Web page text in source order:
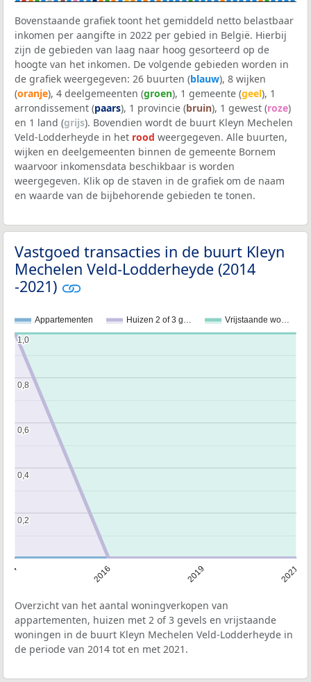
Bovenstaande grafiek toont het gemiddeld netto belastbaar
inkomen per aangifte in 2022 per gebied in België. Hierbij
zijn de gebieden van laag naar hoog gesorteerd op de
hoogte van het inkomen. De volgende gebieden worden in
de grafiek weergegeven: 26 buurten (blauw), 8 wijken
(oranje), 4 deelgemeenten (groen), 1 gemeente (geel), 1
arrondissement (paars), 1 provincie (bruin), 1 gewest (roze)
en 1 land (grijs). Bovendien wordt de buurt Kleyn Mechelen
Veld-Lodderheyde in het rood weergegeven. Alle buurten,
wijken en deelgemeenten binnen de gemeente Bornem
waarvoor inkomensdata beschikbaar is worden
weergegeven. Klik op de staven in de grafiek om de naam
en waarde van de bijbehorende gebieden te tonen.
Vastgoed transacties in de buurt Kleyn
Mechelen Veld-Lodderheyde (2014
-2021)
Appartementen Huizen 2 of 3 g… Vrijstaande wo…
2016 2019 2021
0,2
0,2
0,4
0,4
0,6
0,6
0,8
0,8
1,0
1,0
Overzicht van het aantal woningverkopen van
appartementen, huizen met 2 of 3 gevels en vrijstaande
woningen in de buurt Kleyn Mechelen Veld-Lodderheyde in
de periode van 2014 tot en met 2021.